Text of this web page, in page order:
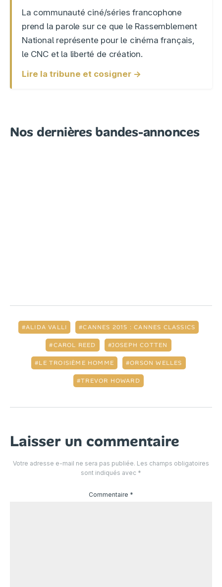
La communauté ciné/séries francophone
prend la parole sur ce que le Rassemblement
National représente pour le cinéma français,
le CNC et la liberté de création.
Lire la tribune et cosigner →
Nos dernières bandes-annonces
ALIDA VALLI CANNES 2015 : CANNES CLASSICS
CAROL REED JOSEPH COTTEN
LE TROISIÈME HOMME ORSON WELLES
TREVOR HOWARD
Laisser un commentaire
Votre adresse e-mail ne sera pas publiée. Les champs obligatoires
sont indiqués avec *
Commentaire *